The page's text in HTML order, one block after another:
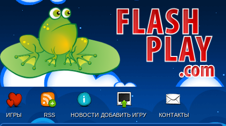
ИГРЫ RSS НОВОСТИ ДОБАВИТЬ ИГРУ КОНТАКТЫ